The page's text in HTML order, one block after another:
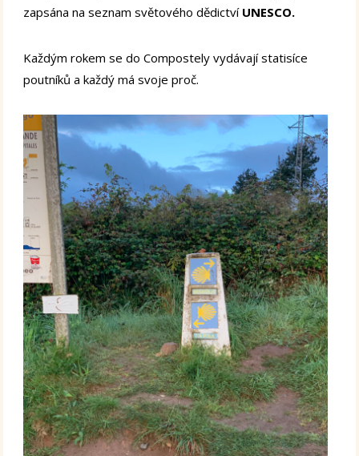
zapsána na seznam světového dědictví UNESCO.
Každým rokem se do Compostely vydávají statisíce
poutníků a každý má svoje proč.